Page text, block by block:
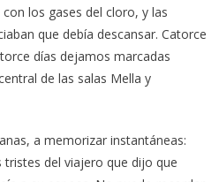
los gases del cloro, y las
que debía descansar. Catorce
días dejamos marcadas
de las salas Mella y
a memorizar instantáneas:
del viajero que dijo que